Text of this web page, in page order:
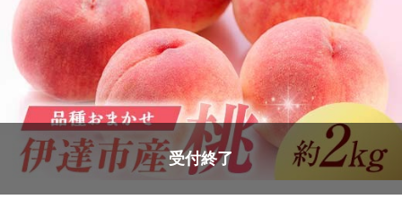
受付終了